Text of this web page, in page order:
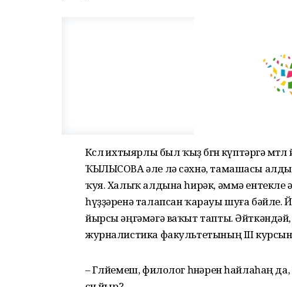
Көслө ихтыярлы был ҡыҙ бөгөн күптәргә
ҠЫЛЫСОВА әле лә сәхнә, тамашасы
ҡуя. Халыҡ алдына һирәк, әммә ентекле
һүҙҙәренә талапсан ҡарауы шуға бәйле.
йырсы әңгәмәгә ваҡыт тапты.
журналистика факультетының III
– Гөлйемеш, филолог һөнәрен һайлаһаң